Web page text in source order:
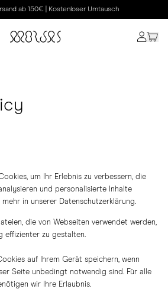
ab 150€ | Kostenloser Umtausch
um Ihr Erlebnis zu verbessern, die
und personalisierte Inhalte
mehr in unserer Datenschutzerklärung.
die von Webseiten verwendet werden,
effizienter zu gestalten.
auf Ihrem Gerät speichern, wenn
Seite unbedingt notwendig sind. Für alle
wir Ihre Erlaubnis.